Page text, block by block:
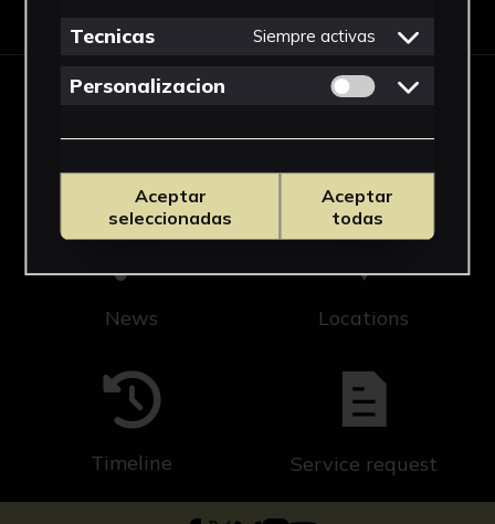
Cicus Editorial US
News Locations
Timeline Service request
Tecnicas Siempre activas
Personalizacion Permitir cookies
Aceptar
seleccionadas
Aceptar
todas